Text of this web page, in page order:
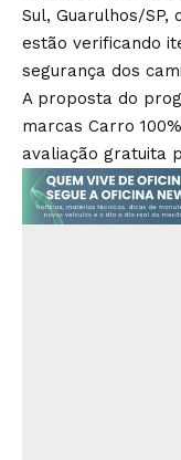
Sul, Guarulhos/
estão verificando
segurança dos
A proposta do
marcas Carro
avaliação gratuita